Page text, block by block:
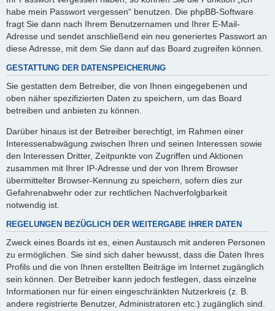
habe mein Passwort vergessen“ benutzen. Die phpBB-Software
fragt Sie dann nach Ihrem Benutzernamen und Ihrer E-Mail-
Adresse und sendet anschließend ein neu generiertes Passwort an
diese Adresse, mit dem Sie dann auf das Board zugreifen können.
GESTATTUNG DER DATENSPEICHERUNG
Sie gestatten dem Betreiber, die von Ihnen eingegebenen und
oben näher spezifizierten Daten zu speichern, um das Board
betreiben und anbieten zu können.
Darüber hinaus ist der Betreiber berechtigt, im Rahmen einer
Interessenabwägung zwischen Ihren und seinen Interessen sowie
den Interessen Dritter, Zeitpunkte von Zugriffen und Aktionen
zusammen mit Ihrer IP-Adresse und der von Ihrem Browser
übermittelter Browser-Kennung zu speichern, sofern dies zur
Gefahrenabwehr oder zur rechtlichen Nachverfolgbarkeit
notwendig ist.
REGELUNGEN BEZÜGLICH DER WEITERGABE IHRER DATEN
Zweck eines Boards ist es, einen Austausch mit anderen Personen
zu ermöglichen. Sie sind sich daher bewusst, dass die Daten Ihres
Profils und die von Ihnen erstellten Beiträge im Internet zugänglich
sein können. Der Betreiber kann jedoch festlegen, dass einzelne
Informationen nur für einen eingeschränkten Nutzerkreis (z. B.
andere registrierte Benutzer, Administratoren etc.) zugänglich sind.